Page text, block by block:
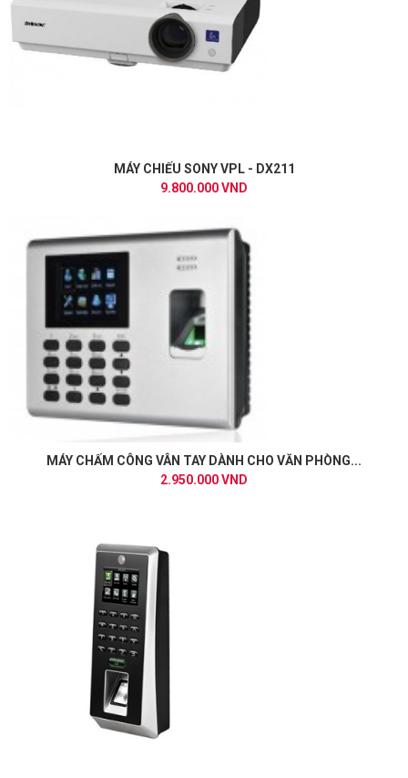
MÁY CHIẾU SONY VPL - DX211
9.800.000 VND
MÁY CHẤM CÔNG VÂN TAY DÀNH CHO VĂN PHÒNG...
2.950.000 VND